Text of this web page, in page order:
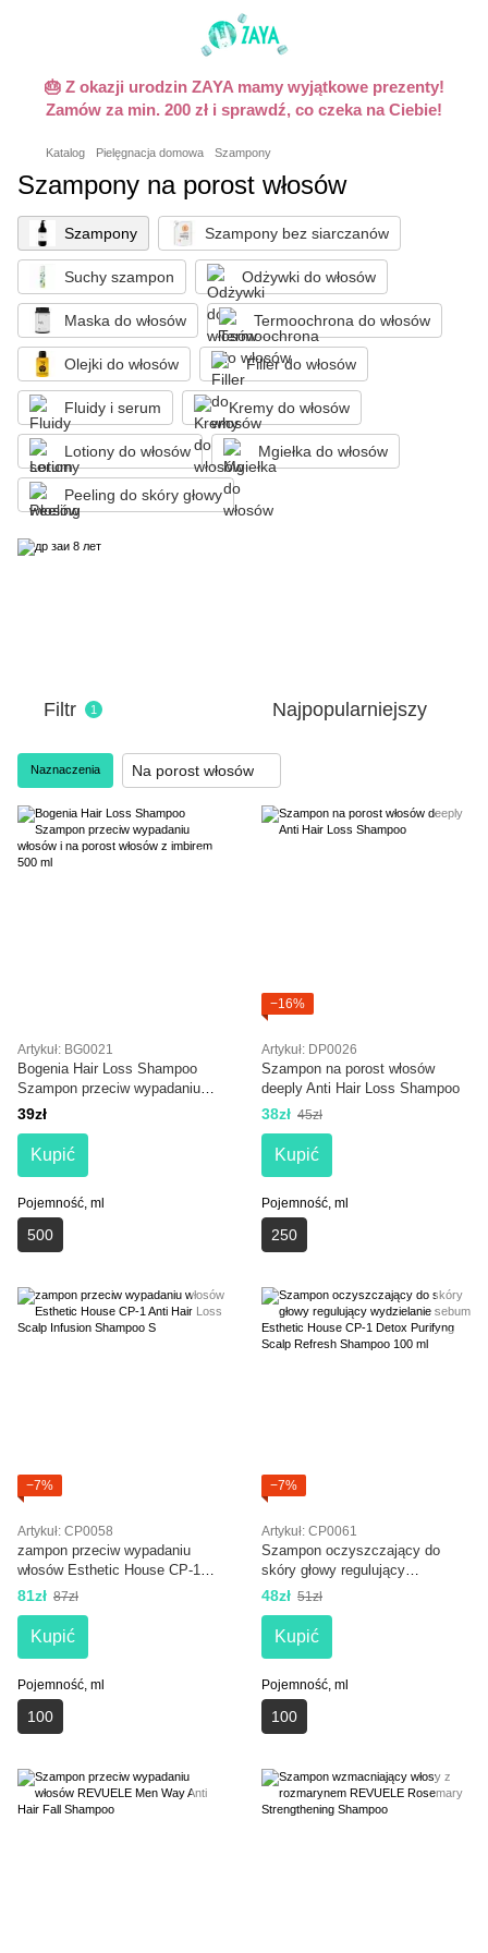
🎂 Z okazji urodzin ZAYA mamy wyjątkowe prezenty!
Zamów za min. 200 zł i sprawdź, co czeka na Ciebie!
Katalog Pielęgnacja domowa Szampony
Szampony na porost włosów
Szampony Szampony bez siarczanów
Suchy szampon Odżywki do włosów
Maska do włosów Termoochrona do włosów
Olejki do włosów Filler do włosów
Fluidy i serum Kremy do włosów
Lotiony do włosów Mgiełka do włosów
Peeling do skóry głowy
Filtr 1 Najpopularniejszy
Naznaczenia Na porost włosów
Artykuł: BG0021
Bogenia Hair Loss Shampoo
Szampon przeciw wypadaniu
włosów i na porost włosów z
39zł
Kupić
Pojemność, ml
500
−16%
Artykuł: DP0026
Szampon na porost włosów
deeply Anti Hair Loss Shampoo
38zł 45zł
Kupić
Pojemność, ml
250
−7%
Artykuł: CP0058
zampon przeciw wypadaniu
włosów Esthetic House CP-1
Anti Hair Loss Scalp Infusion
81zł 87zł
Kupić
Pojemność, ml
100
−7%
Artykuł: CP0061
Szampon oczyszczający do
skóry głowy regulujący
wydzielanie sebum Esthetic
Scalp Refresh Shampoo 100 ml
48zł 51zł
Kupić
Pojemność, ml
100